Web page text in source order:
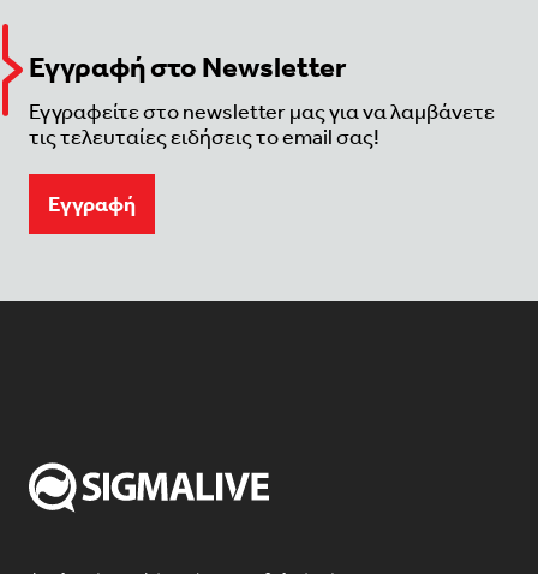
Εγγραφή στο Newsletter
Εγγραφείτε στο newsletter μας για να λαμβάνετε
τις τελευταίες ειδήσεις το email σας!
Eγγραφή